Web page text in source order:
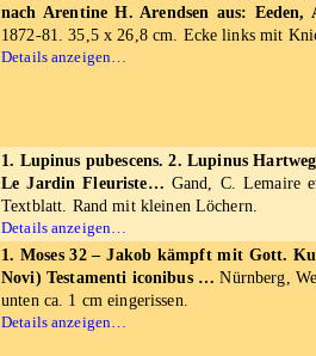
nach Arentine H. Arendsen aus:
1872-81. 35,5 x 26,8 cm. Ecke links mit
Details anzeigen…
1. Lupinus pubescens. 2. Lupinus
Le Jardin Fleuriste… Gand, C. Lemaire
Textblatt. Rand mit kleinen Löchern.
Details anzeigen…
1. Moses 32 – Jakob kämpft mit Gott.
Novi) Testamenti iconibus … Nürnberg,
unten ca. 1 cm eingerissen.
Details anzeigen…